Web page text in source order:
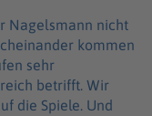
Nagelsmann nicht
kommen
sehr
betrifft. Wir
die Spiele. Und